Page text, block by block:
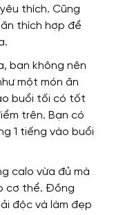
thích. Cũng
thích hợp để
bạn không nên
một món ăn
buổi tối có tốt
trên. Bạn có
1 tiếng vào buổi
calo vừa đủ mà
cơ thể. Đồng
độc và làm đẹp